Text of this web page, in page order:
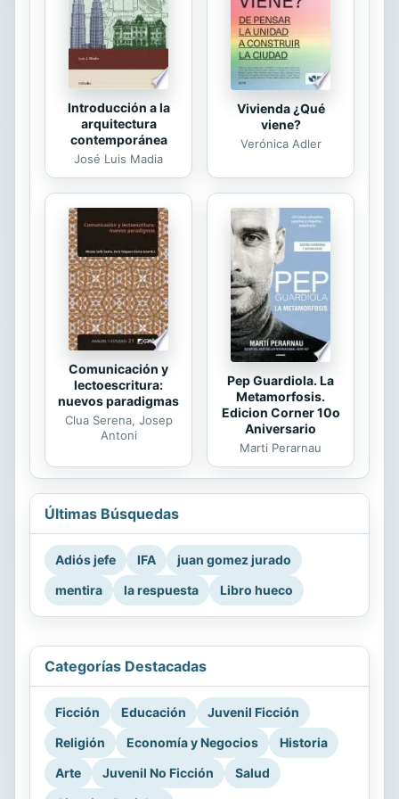
Isabel se encuentra con que el
pícaro joven se ha convertido en un
hombre poderoso...
Introducción a la
arquitectura
contemporánea
José Luis Madia
Vivienda ¿Qué
viene?
Verónica Adler
Comunicación y
lectoescritura:
nuevos paradigmas
Clua Serena, Josep
Antoni
Pep Guardiola. La
Metamorfosis.
Edicion Corner 10o
Aniversario
Marti Perarnau
Últimas Búsquedas
Adiós jefe IFA
juan gomez jurado
mentira
la respuesta Libro hueco
Categorías Destacadas
Ficción Educación
Juvenil Ficción
Religión
Economía y Negocios
Historia
Arte
Juvenil No Ficción
Salud